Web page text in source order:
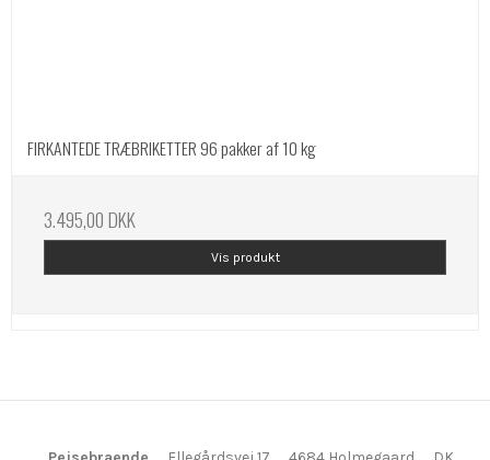
FIRKANTEDE TRÆBRIKETTER 96 pakker af 10 kg
3.495,00 DKK
Vis produkt